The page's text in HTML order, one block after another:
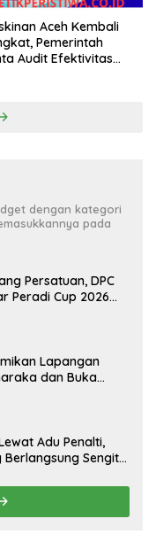
Aceh Kembali
Pemerintah
Audit Efektivitas
dengan kategori
pada
Persatuan, DPC
Peradi Cup 2026
Lapangan
dan Buka
Adu Penalti,
Sengit